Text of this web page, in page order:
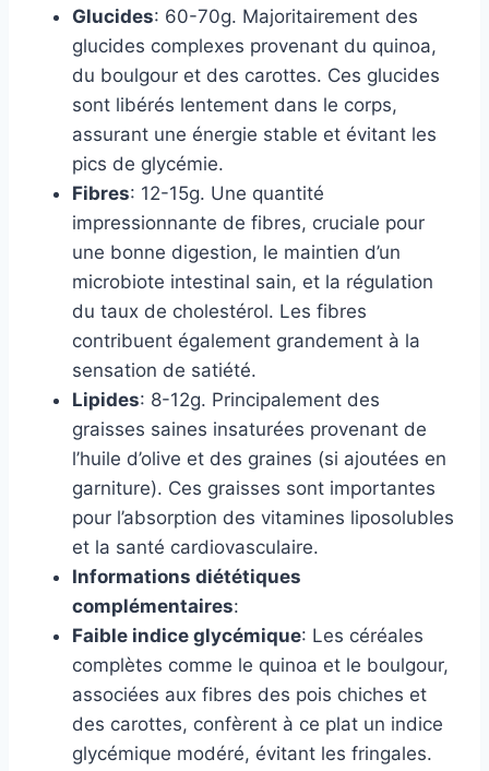
Glucides: 60-70g. Majoritairement des
glucides complexes provenant du quinoa,
du boulgour et des carottes. Ces glucides
sont libérés lentement dans le corps,
assurant une énergie stable et évitant les
pics de glycémie.
Fibres: 12-15g. Une quantité
impressionnante de fibres, cruciale pour
une bonne digestion, le maintien d’un
microbiote intestinal sain, et la régulation
du taux de cholestérol. Les fibres
contribuent également grandement à la
sensation de satiété.
Lipides: 8-12g. Principalement des
graisses saines insaturées provenant de
l’huile d’olive et des graines (si ajoutées en
garniture). Ces graisses sont importantes
pour l’absorption des vitamines liposolubles
et la santé cardiovasculaire.
Informations diététiques
complémentaires:
Faible indice glycémique: Les céréales
complètes comme le quinoa et le boulgour,
associées aux fibres des pois chiches et
des carottes, confèrent à ce plat un indice
glycémique modéré, évitant les fringales.